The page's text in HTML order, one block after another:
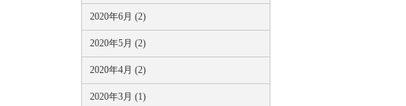
2020年6月 (2)
2020年5月 (2)
2020年4月 (2)
2020年3月 (1)